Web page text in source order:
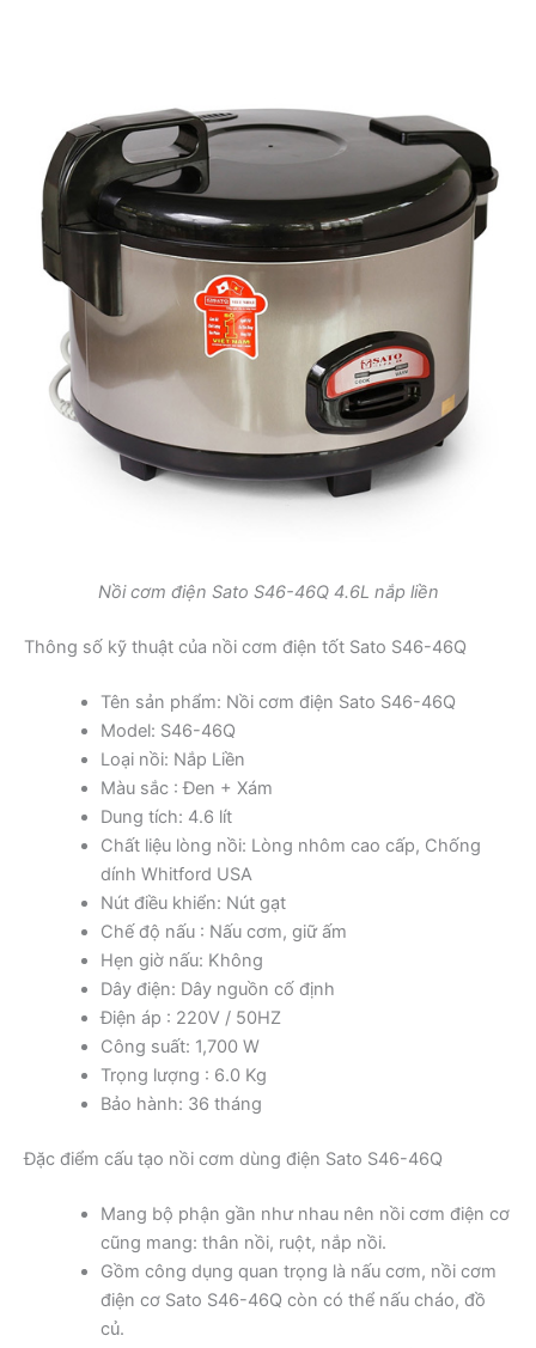
Nồi cơm điện Sato S46-46Q 4.6L nắp liền
Thông số kỹ thuật của nồi cơm điện tốt Sato S46-46Q
Tên sản phẩm: Nồi cơm điện Sato S46-46Q
Model: S46-46Q
Loại nồi: Nắp Liền
Màu sắc : Đen + Xám
Dung tích: 4.6 lít
Chất liệu lòng nồi: Lòng nhôm cao cấp, Chống
dính Whitford USA
Nút điều khiển: Nút gạt
Chế độ nấu : Nấu cơm, giữ ấm
Hẹn giờ nấu: Không
Dây điện: Dây nguồn cố định
Điện áp : 220V / 50HZ
Công suất: 1,700 W
Trọng lượng : 6.0 Kg
Bảo hành: 36 tháng
Đặc điểm cấu tạo nồi cơm dùng điện Sato S46-46Q
Mang bộ phận gần như nhau nên nồi cơm điện cơ
cũng mang: thân nồi, ruột, nắp nồi.
Gồm công dụng quan trọng là nấu cơm, nồi cơm
điện cơ Sato S46-46Q còn có thể nấu cháo, đồ
củ.